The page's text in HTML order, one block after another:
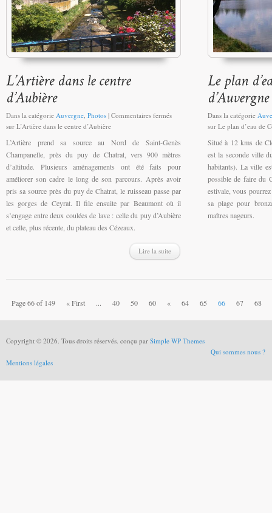
Dans la catégorie Auvergne, Photos | Commentaires fermés
sur L’Artière dans le centre d’Aubière
L’Artière prend sa source au Nord de Saint-Genès
Champanelle, près du puy de Chatrat, vers 900 mètres
d’altitude. Plusieurs aménagements ont été faits pour
améliorer son cadre le long de son parcours. Après avoir
pris sa source près du puy de Chatrat, le ruisseau passe par
les gorges de Ceyrat. Il file ensuite par Beaumont où il
s’engage entre deux coulées de lave : celle du puy d’Aubière
et celle, plus récente, du plateau des Cézeaux.
Lire la suite
Dans la catégorie
sur Le plan d’eau de
Situé à 12 kms de
est la seconde ville
habitants). La ville
possible de faire du
estivale, vous
sa plage pour
maîtres nageurs.
Page 66 of 149 « First ... 40 50 60 « 64 65 66 67 68
Copyright © 2026. Tous droits réservés. conçu par Simple WP Themes
Qui sommes nous ?
Mentions légales